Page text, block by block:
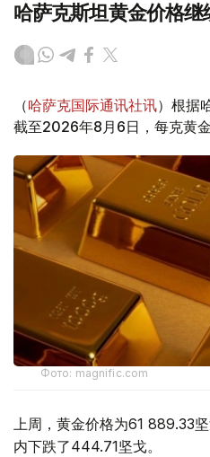
哈萨克斯坦黄金价格继
（哈萨克国际通讯社讯）根据
截至2026年8月6日，每克黄
Фото: magnific.com
上周，黄金价格为61 889.33
内下跌了444.71坚戈。